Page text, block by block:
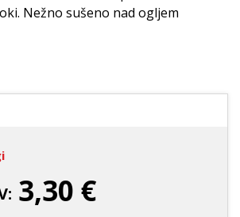
Nežno sušeno nad ogljem
3,30 €